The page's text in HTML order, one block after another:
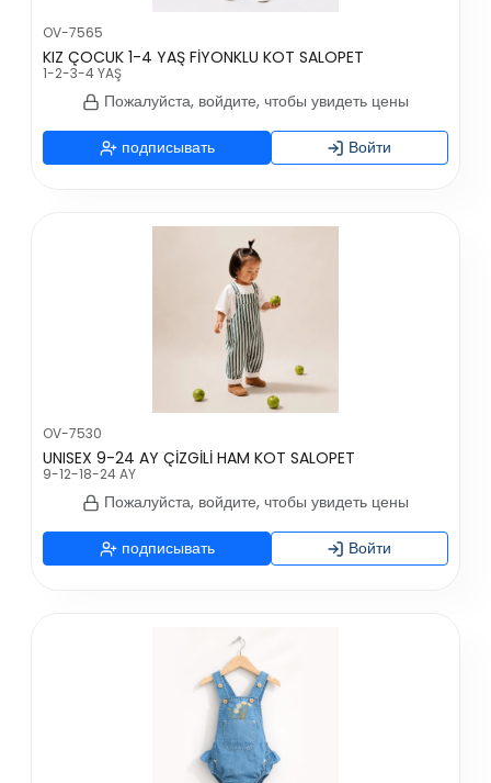
OV-7565
KIZ ÇOCUK 1-4 YAŞ FİYONKLU KOT SALOPET
1-2-3-4 YAŞ
Пожалуйста, войдите, чтобы увидеть цены
подписывать Войти
OV-7530
UNISEX 9-24 AY ÇİZGİLİ HAM KOT SALOPET
9-12-18-24 AY
Пожалуйста, войдите, чтобы увидеть цены
подписывать Войти